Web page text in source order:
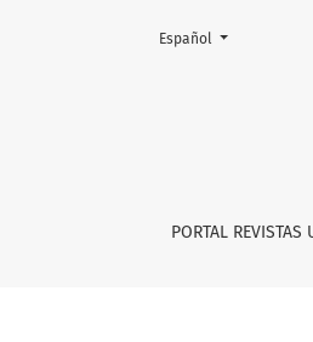
Presentación vol.
PORTAL REVISTAS
Cambiar el idioma. El
Español